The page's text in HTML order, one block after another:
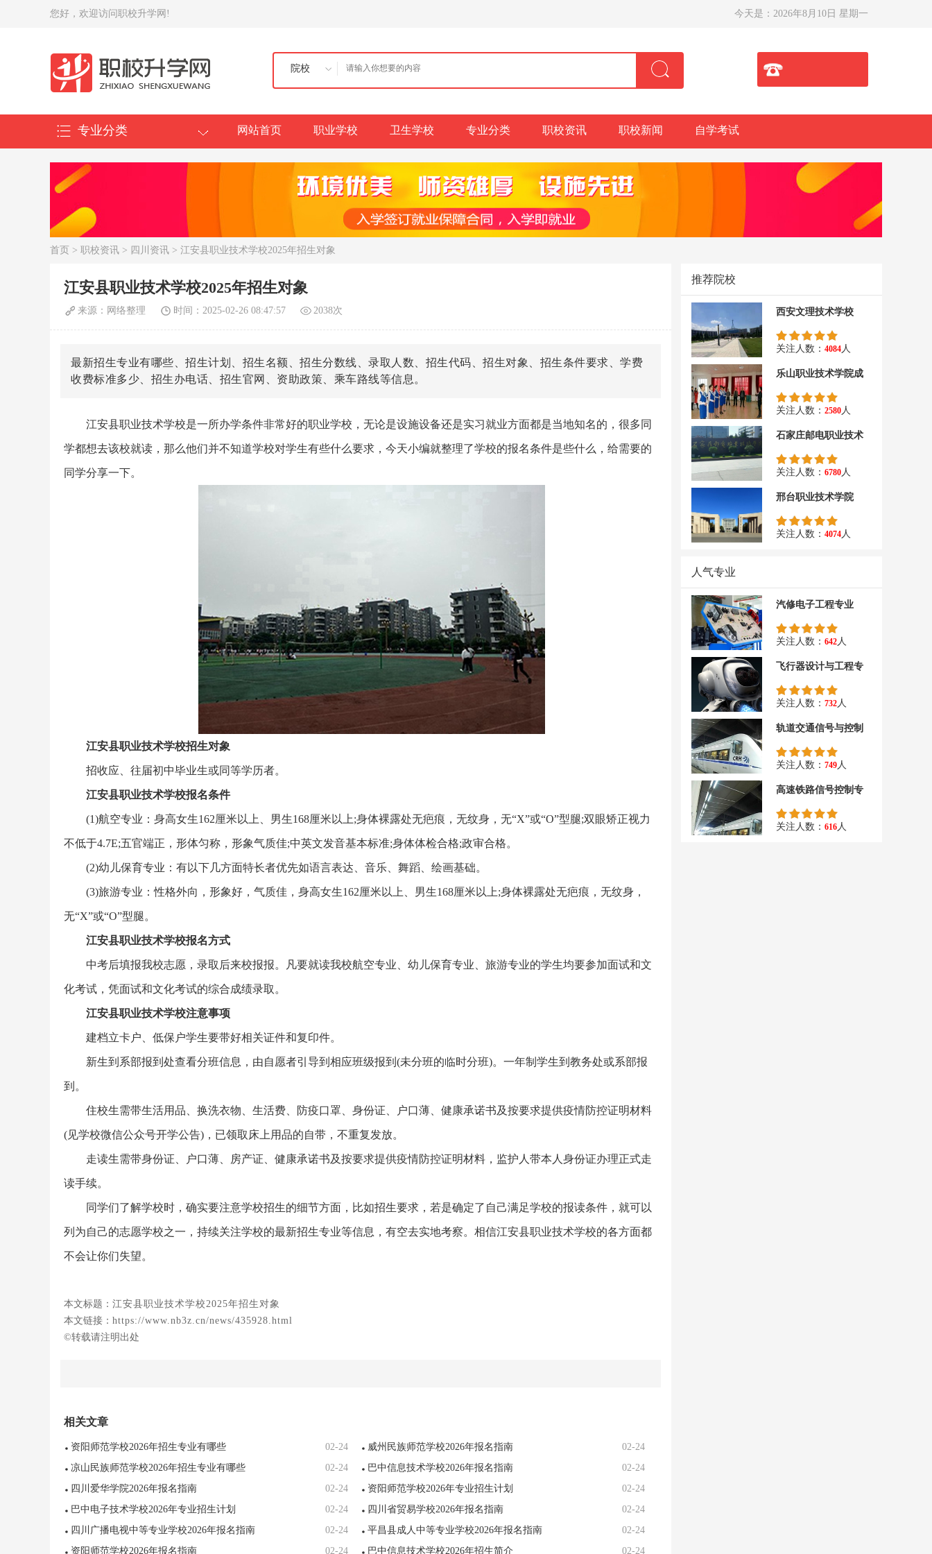
您好，欢迎访问职校升学网! 今天是： 2026年8月10日 星期一
院校
专业分类 网站首页 职业学校 卫生学校 专业分类 职校资讯 职校新闻 自学考试
首页 > 职校资讯 > 四川资讯 > 江安县职业技术学校2025年招生对象
江安县职业技术学校2025年招生对象
来源：网络整理 时间：2025-02-26 08:47:57 2038次
最新招生专业有哪些、招生计划、招生名额、招生分数线、录取人数、招生代码、招生对象、招生条件要求、学费
收费标准多少、招生办电话、招生官网、资助政策、乘车路线等信息。
江安县职业技术学校是一所办学条件非常好的职业学校，无论是设施设备还是实习就业方面都是当地知名的，很多同
学都想去该校就读，那么他们并不知道学校对学生有些什么要求，今天小编就整理了学校的报名条件是些什么，给需要的
同学分享一下。
江安县职业技术学校招生对象
招收应、往届初中毕业生或同等学历者。
江安县职业技术学校报名条件
(1)航空专业：身高女生162厘米以上、男生168厘米以上;身体裸露处无疤痕，无纹身，无“X”或“O”型腿;双眼矫正视力
不低于4.7E;五官端正，形体匀称，形象气质佳;中英文发音基本标准;身体体检合格;政审合格。
(2)幼儿保育专业：有以下几方面特长者优先如语言表达、音乐、舞蹈、绘画基础。
(3)旅游专业：性格外向，形象好，气质佳，身高女生162厘米以上、男生168厘米以上;身体裸露处无疤痕，无纹身，
无“X”或“O”型腿。
江安县职业技术学校报名方式
中考后填报我校志愿，录取后来校报报。凡要就读我校航空专业、幼儿保育专业、旅游专业的学生均要参加面试和文
化考试，凭面试和文化考试的综合成绩录取。
江安县职业技术学校注意事项
建档立卡户、低保户学生要带好相关证件和复印件。
新生到系部报到处查看分班信息，由自愿者引导到相应班级报到(未分班的临时分班)。一年制学生到教务处或系部报
到。
住校生需带生活用品、换洗衣物、生活费、防疫口罩、身份证、户口薄、健康承诺书及按要求提供疫情防控证明材料
(见学校微信公众号开学公告)，已领取床上用品的自带，不重复发放。
走读生需带身份证、户口薄、房产证、健康承诺书及按要求提供疫情防控证明材料，监护人带本人身份证办理正式走
读手续。
同学们了解学校时，确实要注意学校招生的细节方面，比如招生要求，若是确定了自己满足学校的报读条件，就可以
列为自己的志愿学校之一，持续关注学校的最新招生专业等信息，有空去实地考察。相信江安县职业技术学校的各方面都
不会让你们失望。
本文标题： 江安县职业技术学校2025年招生对象
本文链接： https://www.nb3z.cn/news/435928.html
©转载请注明出处
相关文章
资阳师范学校2026年招生专业有哪些 02-24 威州民族师范学校2026年报名指南
02-24
凉山民族师范学校2026年招生专业有哪些
02-24 巴中信息技术学校2026年报名指南
02-24
四川爱华学院2026年报名指南
02-24 资阳师范学校2026年专业招生计划
02-24
巴中电子技术学校2026年专业招生计划
02-24 四川省贸易学校2026年报名指南
02-24
四川广播电视中等专业学校2026年报名指南
02-24 平昌县成人中等专业学校2026年报名指南
02-24
资阳师范学校2026年报名指南
02-24 巴中信息技术学校2026年招生简介 02-24
推荐院校
西安文理技术学校
关注人数： 4084人
乐山职业技术学院成
关注人数： 2580人
石家庄邮电职业技术
关注人数： 6780人
邢台职业技术学院
关注人数： 4074人
人气专业
汽修电子工程专业
关注人数： 642人
飞行器设计与工程专
关注人数： 732人
轨道交通信号与控制
关注人数： 749人
高速铁路信号控制专
关注人数： 616人